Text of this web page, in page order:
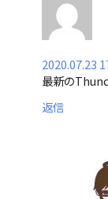
2020.07.23
最新の
返信